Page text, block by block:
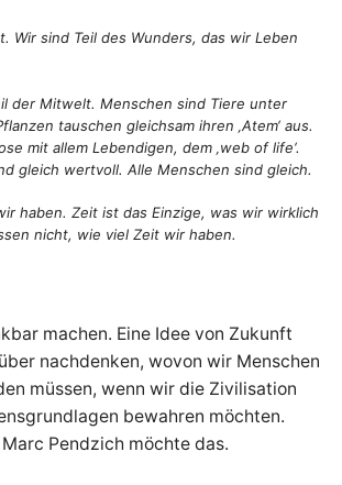
Wir sind Teil des Wunders, das wir Leben
der Mitwelt. Menschen sind Tiere unter
tauschen gleichsam ihren ‚Atem‘ aus.
mit allem Lebendigen, dem ‚web of life‘.
gleich wertvoll. Alle Menschen sind gleich.
haben. Zeit ist das Einzige, was wir wirklich
nicht, wie viel Zeit wir haben.
machen. Eine Idee von Zukunft
nachdenken, wovon wir Menschen
müssen, wenn wir die Zivilisation
bewahren möchten.
Pendzich möchte das.